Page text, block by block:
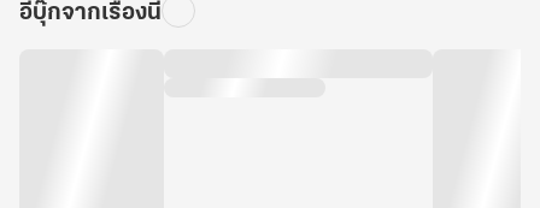
อีบุ๊กจากเรื่องนี้